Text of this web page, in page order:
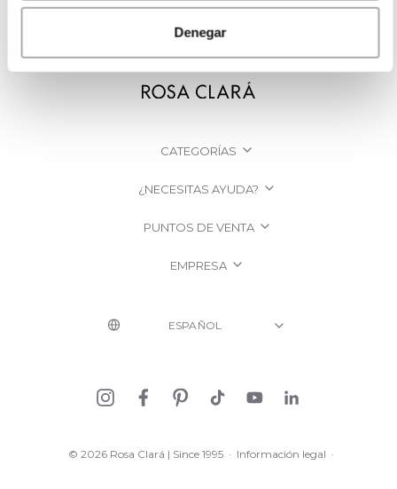
Denegar
CATEGORÍAS
¿NECESITAS AYUDA?
PUNTOS DE VENTA
EMPRESA
© 2026 Rosa Clará | Since 1995 · Información legal ·